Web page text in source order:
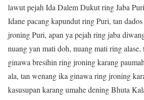
lawut pejah Ida Dalem Dukut ring Jaba
Idane pacang kapundut ring Puri, tan
jroning Puri, apan ya pejah ring jaba
nuang yan mati doh, nuang mati ring alase,
ginawa bresihin ring jroning karang
ala, tan wenang ika ginawa ring jroning
kasusupan karang umahe dening Bhuta